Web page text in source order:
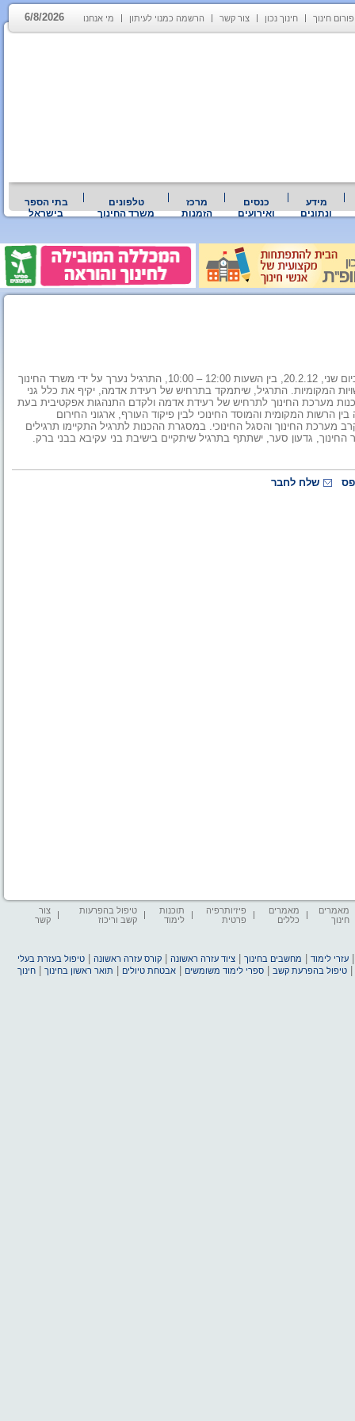
פורום חינוך חינוך נכון צור קשר הרשמה כמנוי לעיתון מי אנחנו 6/8/2026
מידע
ונתונים
כנסים
ואירועים
מרכז
הזמנות
טלפונים
משרד החינוך
בתי הספר
בישראל
תרגיל ההתגוננות הארצי לכלל מוסדות החינוך ברחבי הארץ יתקיים ביום שני, 20.2.12, בין השעות 12:00 – 10:00, התרגיל נערך על ידי משרד החינוך
המקומיות. התרגיל, שיתמקד בתרחיש של רעידת אדמה, יקיף את כלל גני
מערכת החינוך לתרחיש של רעידת אדמה ולקדם התנהגות אפקטיבית בעת
המקומית והמוסד החינוכי לבין פיקוד העורף, ארגוני החירום
החינוך והסגל החינוכי. במסגרת ההכנות לתרגיל התקיימו תרגילים
החינוך, גדעון סער, ישתתף בתרגיל שיתקיים בישיבת בני עקיבא בבני ברק.
שלח לחבר
מאמרים
חינוך
מאמרים
כללים
פיזיותרפיה
פרטית
תוכנות
לימוד
טיפול בהפרעות
קשב וריכוז
צור
קשר
עזרי לימוד מחשבים בחינוך |ציוד עזרה ראשונה |קורס עזרה ראשונה |טיפול בעזרת בעלי
|טיפול בהפרעת קשב |ספרי לימוד משומשים |אבטחת טיולים תואר ראשון בחינוך |חינוך